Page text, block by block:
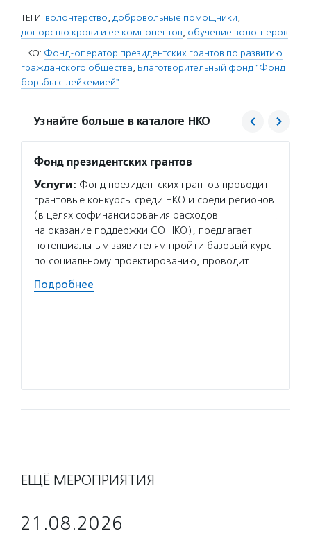
ТЕГИ: волонтерство, добровольные помощники,
донорство крови и ее компонентов, обучение волонтеров
НКО: Фонд-оператор президентских грантов по развитию
гражданского общества, Благотворительный фонд "Фонд
борьбы с лейкемией"
Узнайте больше в каталоге НКО
Фонд президентских грантов
Услуги: Фонд президентских грантов проводит
грантовые конкурсы среди НКО и среди регионов
(в целях софинансирования расходов
на оказание поддержки СО НКО), предлагает
потенциальным заявителям пройти базовый курс
по социальному проектированию, проводит…
Подробнее
ЕЩЁ МЕРОПРИЯТИЯ
21.08.2026